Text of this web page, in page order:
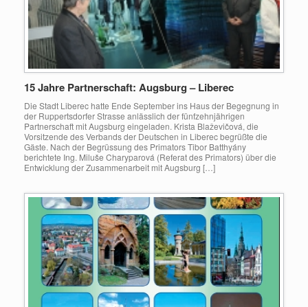
15 Jahre Partnerschaft: Augsburg – Liberec
Die Stadt Liberec hatte Ende September ins Haus der Begegnung in
der Ruppertsdorfer Strasse anlässlich der fünfzehnjährigen
Partnerschaft mit Augsburg eingeladen. Krista Blaževičová, die
Vorsitzende des Verbands der Deutschen in Liberec begrüßte die
Gäste. Nach der Begrüssung des Primators Tibor Batthyány
berichtete Ing. Miluše Charyparová (Referat des Primators) über die
Entwicklung der Zusammenarbeit mit Augsburg […]